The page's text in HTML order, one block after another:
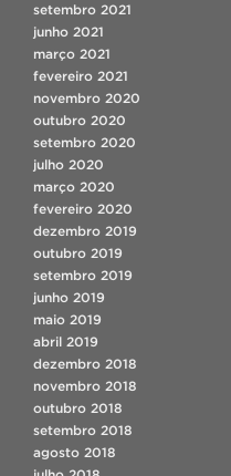
setembro 2021
junho 2021
março 2021
fevereiro 2021
novembro 2020
outubro 2020
setembro 2020
julho 2020
março 2020
fevereiro 2020
dezembro 2019
outubro 2019
setembro 2019
junho 2019
maio 2019
abril 2019
dezembro 2018
novembro 2018
outubro 2018
setembro 2018
agosto 2018